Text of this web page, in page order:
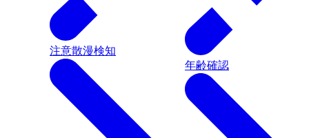
注意散漫検知
年齢確認